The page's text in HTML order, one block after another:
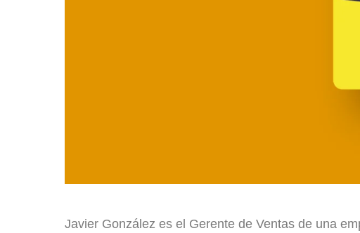
Javier González es el Gerente de Ventas de una